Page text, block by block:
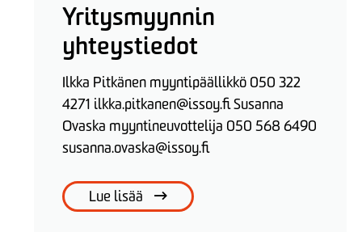
Yritysmyynnin
yhteystiedot
Ilkka Pitkänen myyntipäällikkö 050 322
4271 ilkka.pitkanen@issoy.fi Susanna
Ovaska myyntineuvottelija 050 568 6490
susanna.ovaska@issoy.fi
Lue lisää